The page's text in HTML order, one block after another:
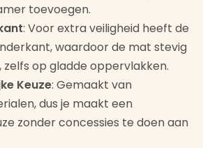
toevoegen.
: Voor extra veiligheid heeft de
waardoor de mat stevig
op gladde oppervlakken.
Keuze: Gemaakt van
dus je maakt een
zonder concessies te doen aan